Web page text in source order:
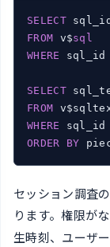
SELECT
FROM v$sql
WHERE sql_id
SELECT
FROM
WHERE
ORDER
BY
セッション調査
ります。権限が
生時刻、ユーザ